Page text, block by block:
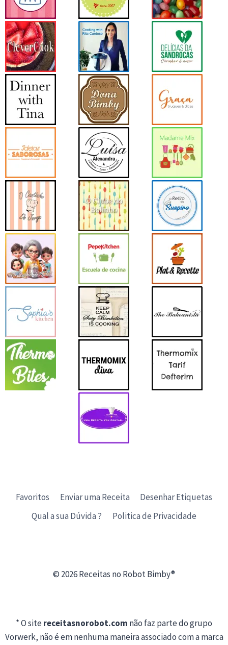
Favoritos Enviar uma Receita
Desenhar Etiquetas
Qual a sua Dúvida ?
Politica de Privacidade
© 2026 Receitas no Robot Bimby®
* O sitereceitasnorobot.com não faz parte do grupo
Vorwerk, não é em nenhuma maneira associado com a marca